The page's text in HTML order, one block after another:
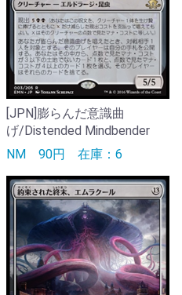
[JPN]膨らんだ意識曲
げ/Distended Mindbender
NM 90円 在庫：6